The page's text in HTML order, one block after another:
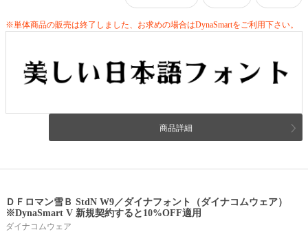
※単体商品の販売は終了しました、お求めの場合はDynaSmartをご利用下さい。
商品詳細
ＤＦロマン雪Ｂ StdN W9／ダイナフォント（ダイナコムウェア）
※DynaSmart V 新規契約すると10%OFF適用
ダイナコムウェア